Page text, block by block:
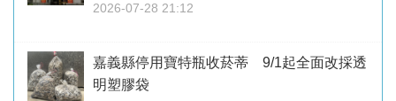
2026-07-28 21:12
嘉義縣停用寶特瓶收菸蒂 9/1起全面改採透
明塑膠袋